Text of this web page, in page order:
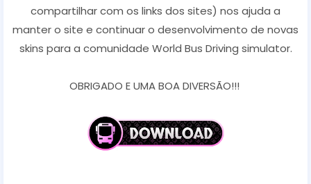
compartilhar com os links dos sites) nos ajuda a
manter o site e continuar o desenvolvimento de novas
skins para a comunidade World Bus Driving simulator.
OBRIGADO E UMA BOA DIVERSÃO!!!